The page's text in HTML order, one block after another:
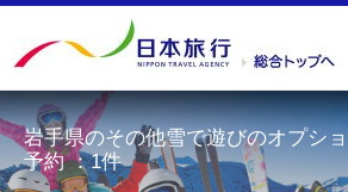
岩手県のその他雪で遊びのオプシ
予約：1件